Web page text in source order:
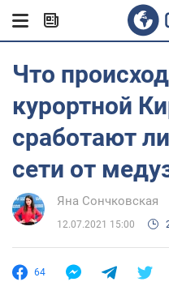
Что
курортной
сработают
сети от
Яна Сончковская
12.07.2021 15:00
64